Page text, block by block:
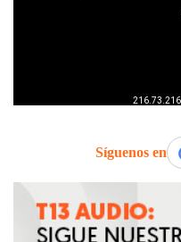
Síguenos en